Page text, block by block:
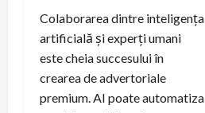
Colaborarea dintre inteligența
artificială și experți umani
este cheia succesului în
crearea de advertoriale
premium. AI poate automatiza